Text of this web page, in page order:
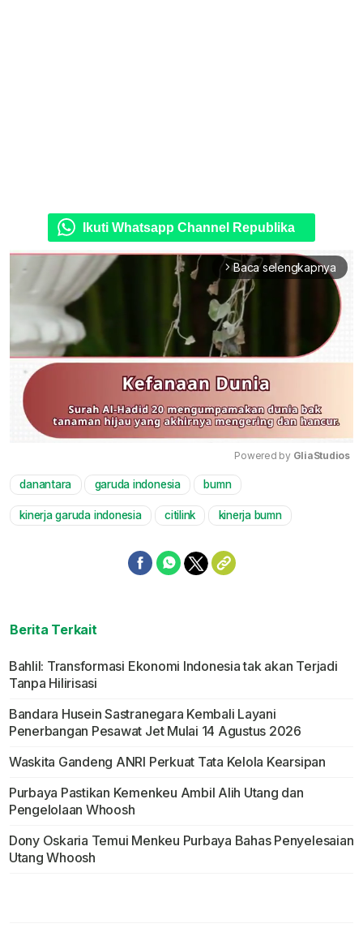
Ikuti Whatsapp Channel Republika
arrow_forward_ios Baca selengkapnya
Powered by GliaStudios
danantara garuda indonesia bumn
kinerja garuda indonesia citilink kinerja bumn
Berita Terkait
Bahlil: Transformasi Ekonomi Indonesia tak akan Terjadi
Tanpa Hilirisasi
Bandara Husein Sastranegara Kembali Layani
Penerbangan Pesawat Jet Mulai 14 Agustus 2026
Waskita Gandeng ANRI Perkuat Tata Kelola Kearsipan
Purbaya Pastikan Kemenkeu Ambil Alih Utang dan
Pengelolaan Whoosh
Dony Oskaria Temui Menkeu Purbaya Bahas Penyelesaian
Utang Whoosh